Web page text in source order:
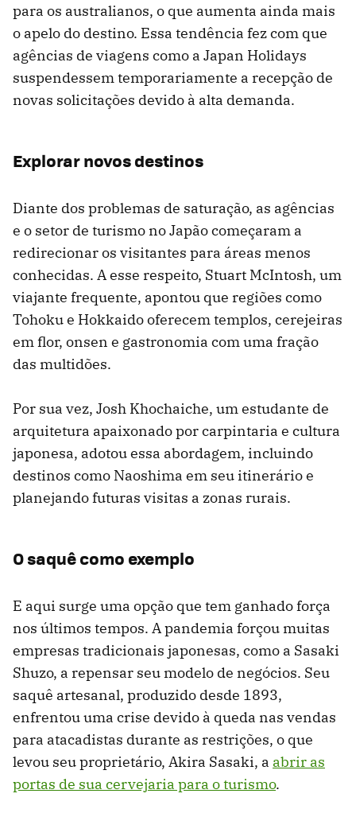
para os australianos, o que aumenta ainda mais
o apelo do destino. Essa tendência fez com que
agências de viagens como a Japan Holidays
suspendessem temporariamente a recepção de
novas solicitações devido à alta demanda.
Explorar novos destinos
Diante dos problemas de saturação, as agências
e o setor de turismo no Japão começaram a
redirecionar os visitantes para áreas menos
conhecidas. A esse respeito, Stuart McIntosh, um
viajante frequente, apontou que regiões como
Tohoku e Hokkaido oferecem templos, cerejeiras
em flor, onsen e gastronomia com uma fração
das multidões.
Por sua vez, Josh Khochaiche, um estudante de
arquitetura apaixonado por carpintaria e cultura
japonesa, adotou essa abordagem, incluindo
destinos como Naoshima em seu itinerário e
planejando futuras visitas a zonas rurais.
O saquê como exemplo
E aqui surge uma opção que tem ganhado força
nos últimos tempos. A pandemia forçou muitas
empresas tradicionais japonesas, como a Sasaki
Shuzo, a repensar seu modelo de negócios. Seu
saquê artesanal, produzido desde 1893,
enfrentou uma crise devido à queda nas vendas
para atacadistas durante as restrições, o que
levou seu proprietário, Akira Sasaki, a abrir as
portas de sua cervejaria para o turismo.